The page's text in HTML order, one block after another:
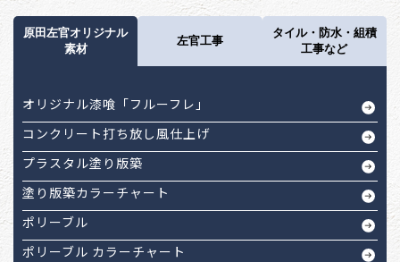
原田左官オリジナル
素材
左官工事
タイル・防水・組積
工事など
オリジナル漆喰「フルーフレ」
コンクリート打ち放し風仕上げ
プラスタル塗り版築
塗り版築カラーチャート
ポリーブル
ポリーブル カラーチャート